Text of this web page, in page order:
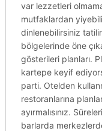
var lezzetleri
mutfaklardan
dinlenebilirsiniz
bölgelerinde öne
gösterileri planları.
kartepe keyif
parti. Otelden
restoranlarına
ayırmalısınız.
barlarda